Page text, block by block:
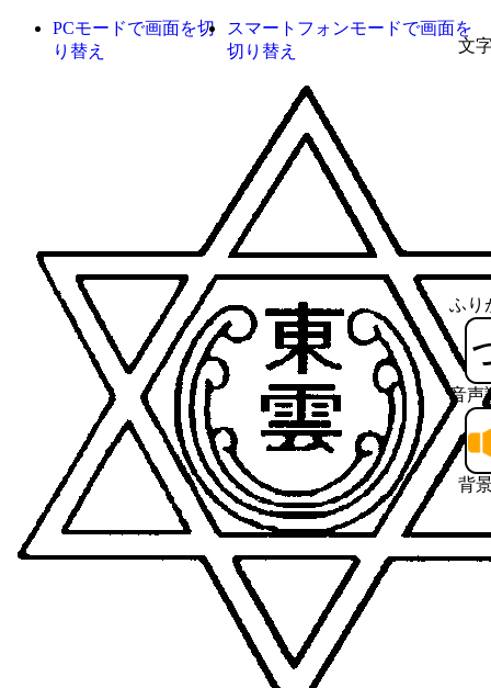
文
ふり
音声
背
PCモードで画面を切
り替え
スマートフォンモードで画面を
切り替え